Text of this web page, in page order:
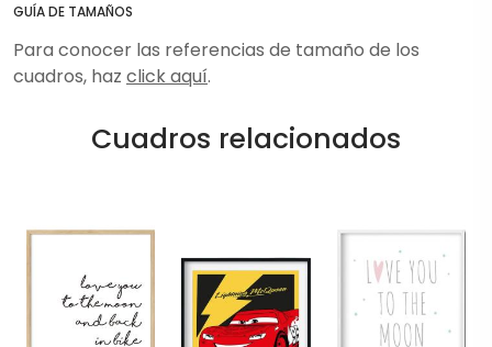
GUÍA DE TAMAÑOS
Para conocer las referencias de tamaño de los
cuadros, haz click aquí.
Cuadros relacionados